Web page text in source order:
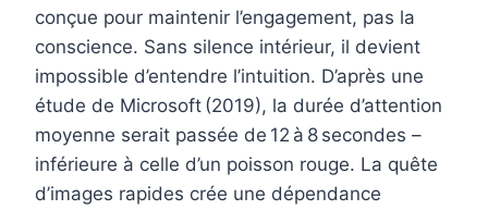
conçue pour maintenir l’engagement, pas la
conscience. Sans silence intérieur, il devient
impossible d’entendre l’intuition. D’après une
étude de Microsoft (2019), la durée d’attention
moyenne serait passée de 12 à 8 secondes –
inférieure à celle d’un poisson rouge. La quête
d’images rapides crée une dépendance